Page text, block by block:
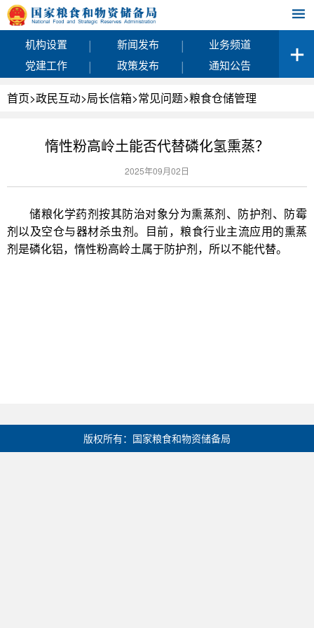
机构设置 | 新闻发布 |
业务频道
党建工作
| 政策发布 | 通知公告
首页>政民互动>局长信箱>常见问题>粮食仓储管理
惰性粉高岭土能否代替磷化氢熏蒸？
2025年09月02日
储粮化学药剂按其防治对象分为熏蒸剂、防护剂、防霉
剂以及空仓与器材杀虫剂。目前，粮食行业主流应用的熏蒸
剂是磷化铝，惰性粉高岭土属于防护剂，所以不能代替。
版权所有：国家粮食和物资储备局